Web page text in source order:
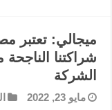
ميجالي: تعتبر
شراكتنا
الشركة
مايو 23, 2022